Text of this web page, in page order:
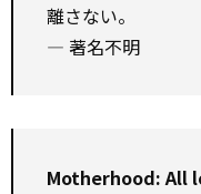
離さない。
― 著名不明
Motherhood: All